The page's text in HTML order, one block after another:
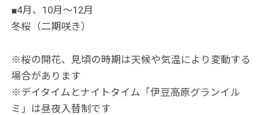
■4月、10月～12月
冬桜（二期咲き）
※桜の開花、見頃の時期は天候や気温により変動する
場合があります
※デイタイムとナイトタイム「伊豆高原グランイル
ミ」は昼夜入替制です